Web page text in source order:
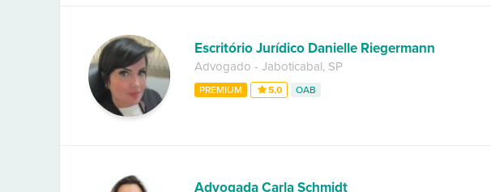
Escritório Jurídico Danielle Riegermann
Advogado - Jaboticabal, SP
PREMIUM 5,0 OAB
Advogada Carla Schmidt